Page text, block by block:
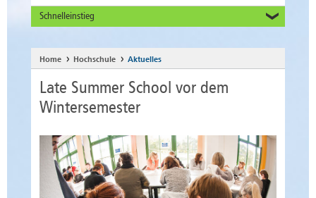
Schnelleinstieg
Alumni
Unternehmen und Institutionen
Studierende
Beschäftigte
Home Hochschule Aktuelles
Late Summer School vor dem
Wintersemester